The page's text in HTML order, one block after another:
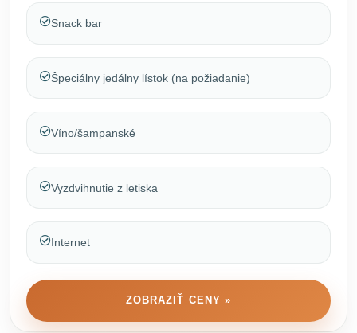
Snack bar
Špeciálny jedálny lístok (na požiadanie)
Víno/šampanské
Vyzdvihnutie z letiska
Internet
ZOBRAZIŤ CENY »